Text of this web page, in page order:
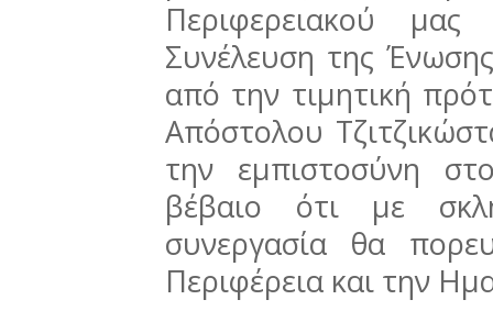
Περιφερειακού
Συνέλευση της
από την τιμητική
Απόστολου
την εμπιστοσύνη
βέβαιο ότι με
συνεργασία θα
Περιφέρεια και την